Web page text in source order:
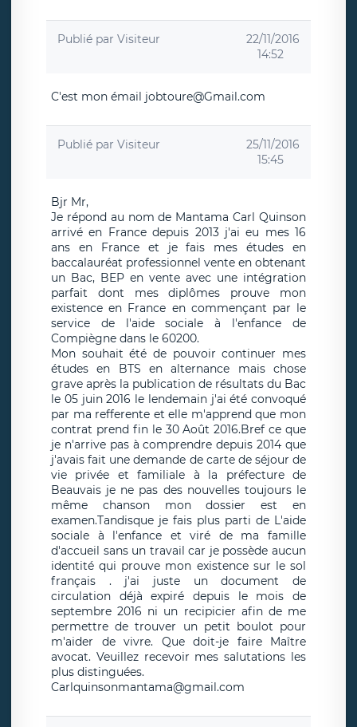
Publié par Visiteur
22/11/2016
14:52
C'est mon émail jobtoure@Gmail.com
Publié par Visiteur
25/11/2016
15:45
Bjr Mr,
Je répond au nom de Mantama Carl Quinson
arrivé en France depuis 2013 j'ai eu mes 16
ans en France et je fais mes études en
baccalauréat professionnel vente en obtenant
un Bac, BEP en vente avec une intégration
parfait dont mes diplômes prouve mon
existence en France en commençant par le
service de l'aide sociale à l'enfance de
Compiègne dans le 60200.
Mon souhait été de pouvoir continuer mes
études en BTS en alternance mais chose
grave après la publication de résultats du Bac
le 05 juin 2016 le lendemain j'ai été convoqué
par ma refferente et elle m'apprend que mon
contrat prend fin le 30 Août 2016.Bref ce que
je n'arrive pas à comprendre depuis 2014 que
j'avais fait une demande de carte de séjour de
vie privée et familiale à la préfecture de
Beauvais je ne pas des nouvelles toujours le
même chanson mon dossier est en
examen.Tandisque je fais plus parti de L'aide
sociale à l'enfance et viré de ma famille
d'accueil sans un travail car je possède aucun
identité qui prouve mon existence sur le sol
français . j'ai juste un document de
circulation déjà expiré depuis le mois de
septembre 2016 ni un recipicier afin de me
permettre de trouver un petit boulot pour
m'aider de vivre. Que doit-je faire Maître
avocat. Veuillez recevoir mes salutations les
plus distinguées.
Carlquinsonmantama@gmail.com